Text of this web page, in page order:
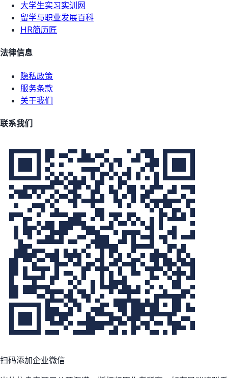
大学生实习实训网
留学与职业发展百科
HR简历匠
法律信息
隐私政策
服务条款
关于我们
联系我们
扫码添加企业微信